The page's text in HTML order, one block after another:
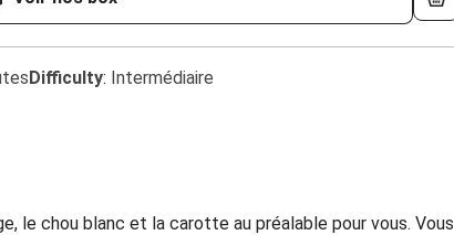
Difficulty: Intermédiaire
le chou blanc et la carotte au préalable pour vous. Vous